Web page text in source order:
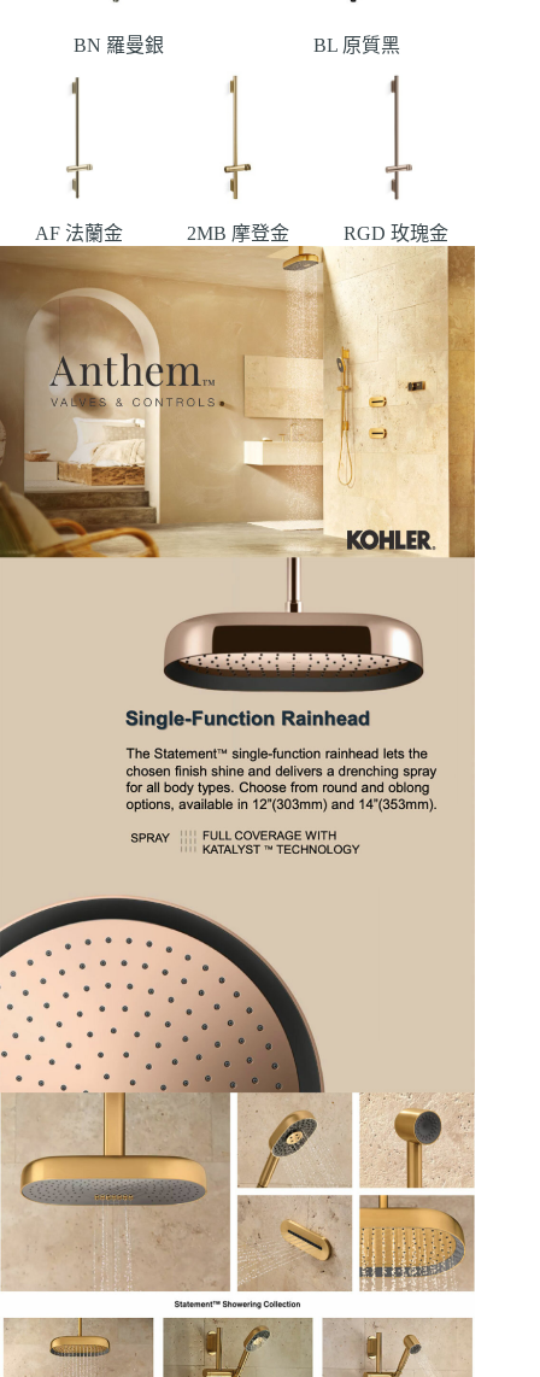
BN 羅曼銀 BL 原質黑
AF 法蘭金 2MB 摩登金 RGD 玫瑰金